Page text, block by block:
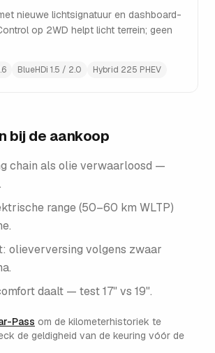
nieuwe lichtsignatuur en dashboard-
op 2WD helpt licht terrein; geen
BlueHDi 1.5 / 2.0 Hybrid 225 PHEV
bij de aankoop
chain als olie verwaarloosd —
range (50–60 km WLTP)
olieverversing volgens zwaar
daalt — test 17" vs 19".
Pass om de kilometerhistoriek te
de geldigheid van de keuring vóór de